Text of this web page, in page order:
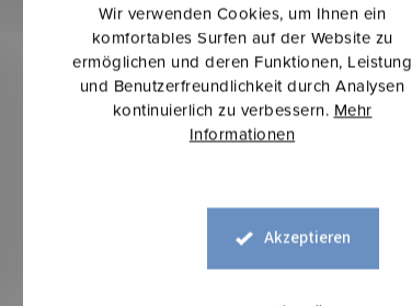
Wir verwenden Cookies, um Ihnen ein
komfortables Surfen auf der Website zu
ermöglichen und deren Funktionen, Leistung
und Benutzerfreundlichkeit durch Analysen
kontinuierlich zu verbessern. Mehr
Informationen
Akzeptieren
Lammfell Teddy Heavy Cotton - Weiß